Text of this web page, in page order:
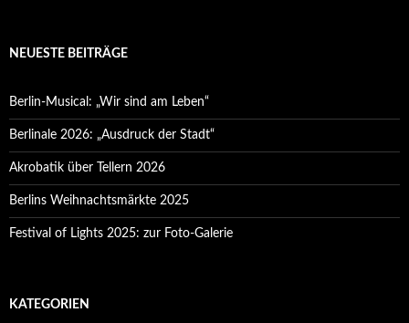
NEUESTE BEITRÄGE
Berlin-Musical: „Wir sind am Leben“
Berlinale 2026: „Ausdruck der Stadt“
Akrobatik über Tellern 2026
Berlins Weihnachtsmärkte 2025
Festival of Lights 2025: zur Foto-Galerie
KATEGORIEN